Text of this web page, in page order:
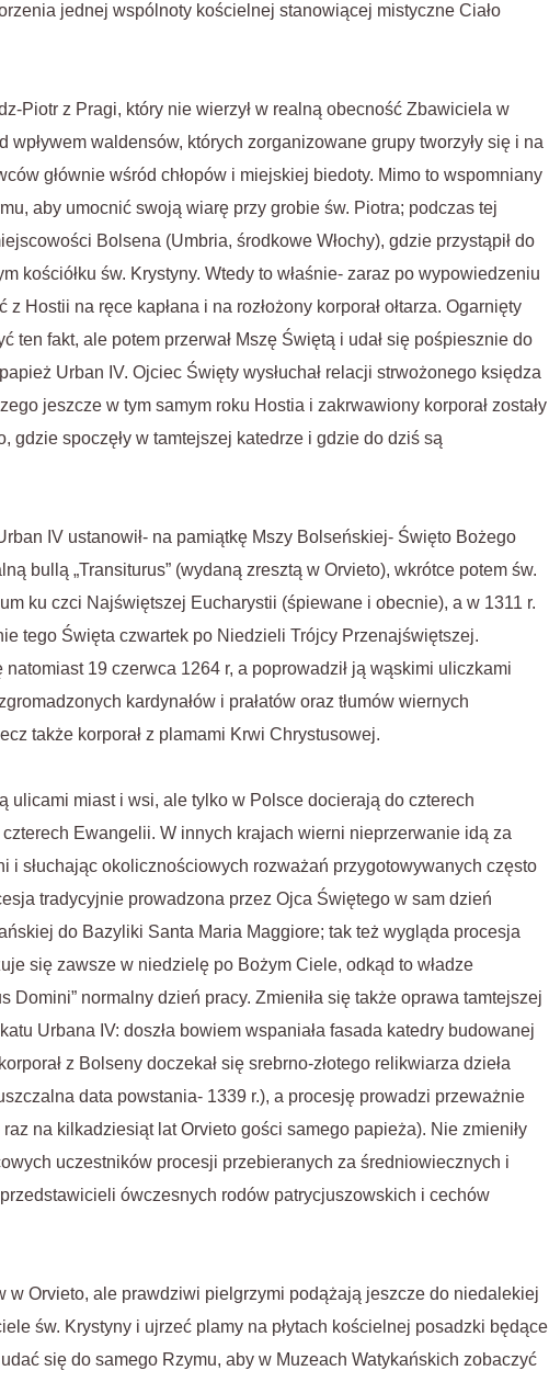
jednej wspólnoty kościelnej stanowiącej mistyczne Ciało
Piotr z Pragi, który nie wierzył w realną obecność Zbawiciela w
wpływem waldensów, których zorganizowane grupy tworzyły się i na
głównie wśród chłopów i miejskiej biedoty. Mimo to wspomniany
aby umocnić swoją wiarę przy grobie św. Piotra; podczas tej
Bolsena (Umbria, środkowe Włochy), gdzie przystąpił do
kościółku św. Krystyny. Wtedy to właśnie- zaraz po wypowiedzeniu
Hostii na ręce kapłana i na rozłożony korporał ołtarza. Ogarnięty
ten fakt, ale potem przerwał Mszę Świętą i udał się pośpiesznie do
Urban IV. Ojciec Święty wysłuchał relacji strwożonego księdza
jeszcze w tym samym roku Hostia i zakrwawiony korporał zostały
gdzie spoczęły w tamtejszej katedrze i gdzie do dziś są
IV ustanowił- na pamiątkę Mszy Bolseńskiej- Święto Bożego
bullą „Transiturus” (wydaną zresztą w Orvieto), wkrótce potem św.
ku czci Najświętszej Eucharystii (śpiewane i obecnie), a w 1311 r.
tego Święta czwartek po Niedzieli Trójcy Przenajświętszej.
19 czerwca 1264 r, a poprowadził ją wąskimi uliczkami
kardynałów i prałatów oraz tłumów wiernych
także korporał z plamami Krwi Chrystusowej.
ulicami miast i wsi, ale tylko w Polsce docierają do czterech
Ewangelii. W innych krajach wierni nieprzerwanie idą za
i słuchając okolicznościowych rozważań przygotowywanych często
tradycyjnie prowadzona przez Ojca Świętego w sam dzień
do Bazyliki Santa Maria Maggiore; tak też wygląda procesja
się zawsze w niedzielę po Bożym Ciele, odkąd to władze
Domini” normalny dzień pracy. Zmieniła się także oprawa tamtejszej
Urbana IV: doszła bowiem wspaniała fasada katedry budowanej
z Bolseny doczekał się srebrno-złotego relikwiarza dzieła
data powstania- 1339 r.), a procesję prowadzi przeważnie
na kilkadziesiąt lat Orvieto gości samego papieża). Nie zmieniły
uczestników procesji przebieranych za średniowiecznych i
ówczesnych rodów patrycjuszowskich i cechów
Orvieto, ale prawdziwi pielgrzymi podążają jeszcze do niedalekiej
św. Krystyny i ujrzeć plamy na płytach kościelnej posadzki będące
się do samego Rzymu, aby w Muzeach Watykańskich zobaczyć